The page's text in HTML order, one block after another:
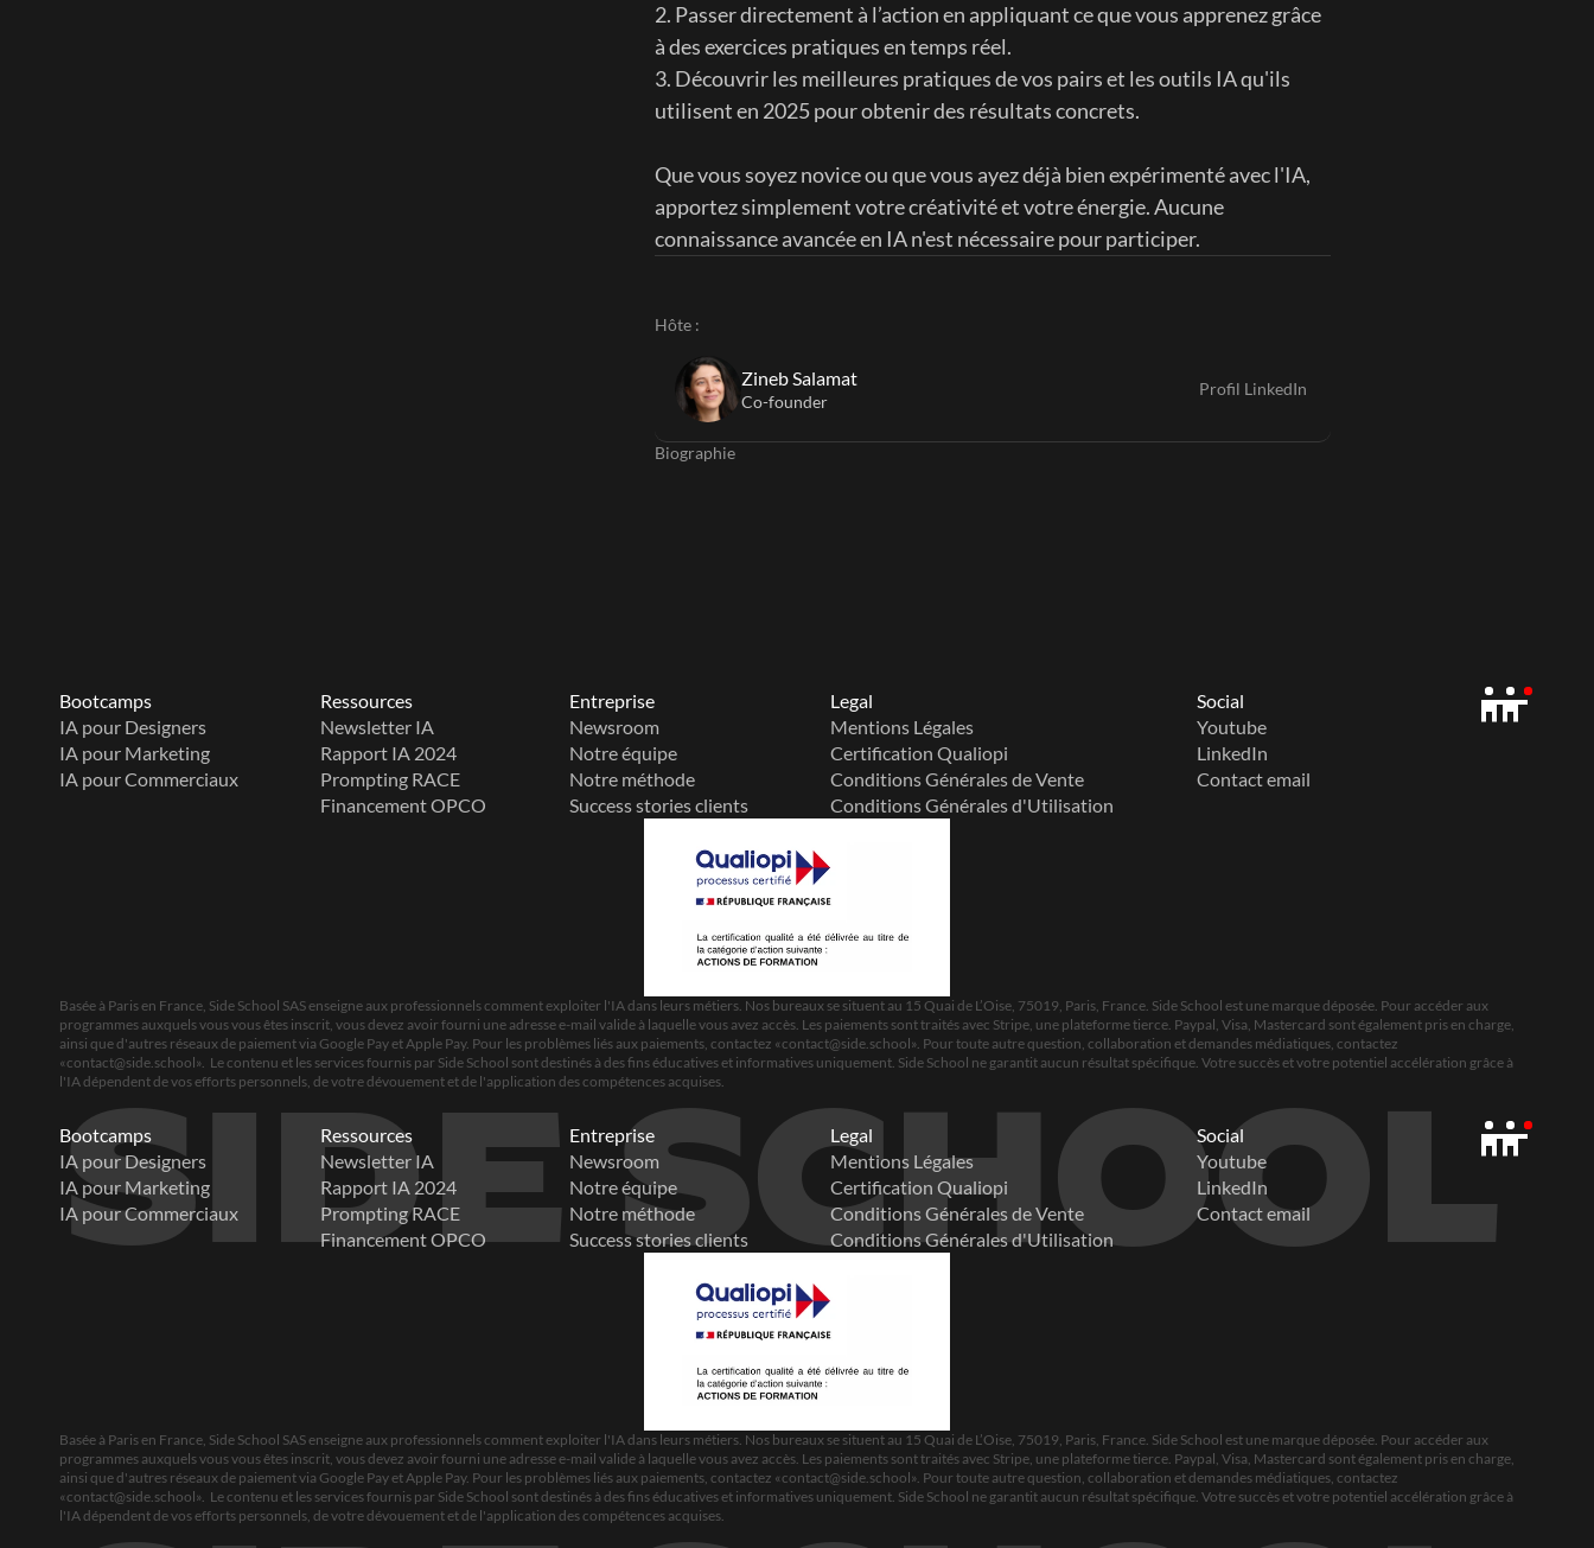
2. Passer directement à l’action en appliquant ce que vous apprenez grâce
à des exercices pratiques en temps réel.
3. Découvrir les meilleures pratiques de vos pairs et les outils IA qu'ils
utilisent en 2025 pour obtenir des résultats concrets.
Que vous soyez novice ou que vous ayez déjà bien expérimenté avec l'IA,
apportez simplement votre créativité et votre énergie. Aucune
connaissance avancée en IA n'est nécessaire pour participer.
Hôte :
Zineb Salamat
Co-founder
Profil LinkedIn
Biographie
Bootcamps
IA pour Designers
IA pour Marketing
IA pour Commerciaux
Ressources
Newsletter IA
Rapport IA 2024
Prompting RACE
Financement OPCO
Entreprise
Newsroom
Notre équipe
Notre méthode
Success stories clients
Legal
Mentions Légales
Certification Qualiopi
Conditions Générales de Vente
Conditions Générales d'Utilisation
Social
Youtube
LinkedIn
Contact email
Basée à Paris en France, Side School SAS enseigne aux professionnels comment exploiter l'IA dans leurs métiers. Nos bureaux se situent au 15 Quai de L’Oise, 75019, Paris, France. Side School est une marque déposée. Pour accéder aux
programmes auxquels vous vous êtes inscrit, vous devez avoir fourni une adresse e-mail valide à laquelle vous avez accès. Les paiements sont traités avec Stripe, une plateforme tierce. Paypal, Visa, Mastercard sont également pris en charge,
ainsi que d'autres réseaux de paiement via Google Pay et Apple Pay. Pour les problèmes liés aux paiements, contactez «contact@side.school». Pour toute autre question, collaboration et demandes médiatiques, contactez
«contact@side.school».  Le contenu et les services fournis par Side School sont destinés à des fins éducatives et informatives uniquement. Side School ne garantit aucun résultat spécifique. Votre succès et votre potentiel accélération grâce à
l'IA dépendent de vos efforts personnels, de votre dévouement et de l'application des compétences acquises.
SIDE SCHOOL
Bootcamps
IA pour Designers
IA pour Marketing
IA pour Commerciaux
Ressources
Newsletter IA
Rapport IA 2024
Prompting RACE
Financement OPCO
Entreprise
Newsroom
Notre équipe
Notre méthode
Success stories clients
Legal
Mentions Légales
Certification Qualiopi
Conditions Générales de Vente
Conditions Générales d'Utilisation
Social
Youtube
LinkedIn
Contact email
Basée à Paris en France, Side School SAS enseigne aux professionnels comment exploiter l'IA dans leurs métiers. Nos bureaux se situent au 15 Quai de L’Oise, 75019, Paris, France. Side School est une marque déposée. Pour accéder aux
programmes auxquels vous vous êtes inscrit, vous devez avoir fourni une adresse e-mail valide à laquelle vous avez accès. Les paiements sont traités avec Stripe, une plateforme tierce. Paypal, Visa, Mastercard sont également pris en charge,
ainsi que d'autres réseaux de paiement via Google Pay et Apple Pay. Pour les problèmes liés aux paiements, contactez «contact@side.school». Pour toute autre question, collaboration et demandes médiatiques, contactez
«contact@side.school».  Le contenu et les services fournis par Side School sont destinés à des fins éducatives et informatives uniquement. Side School ne garantit aucun résultat spécifique. Votre succès et votre potentiel accélération grâce à
l'IA dépendent de vos efforts personnels, de votre dévouement et de l'application des compétences acquises.